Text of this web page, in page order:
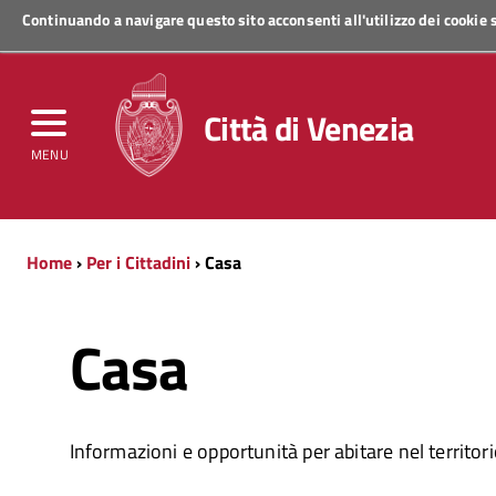
Continuando a navigare questo sito acconsenti all'utilizzo dei
MENU
Regione Veneto
Città di Venezia
Home› Per i Cittadini› Casa
Casa
Informazioni e opportunità per abitare nel